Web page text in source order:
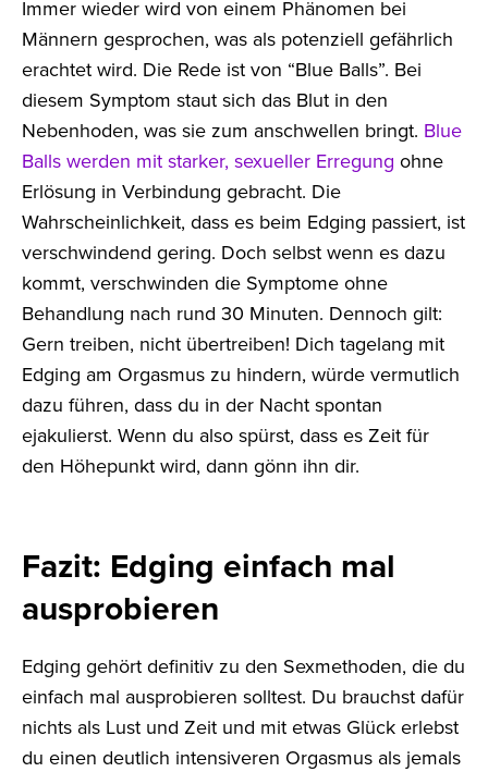
Immer wieder wird von einem Phänomen bei
Männern gesprochen, was als potenziell gefährlich
erachtet wird. Die Rede ist von “Blue Balls”. Bei
diesem Symptom staut sich das Blut in den
Nebenhoden, was sie zum anschwellen bringt. Blue
Balls werden mit starker, sexueller Erregung ohne
Erlösung in Verbindung gebracht. Die
Wahrscheinlichkeit, dass es beim Edging passiert, ist
verschwindend gering. Doch selbst wenn es dazu
kommt, verschwinden die Symptome ohne
Behandlung nach rund 30 Minuten. Dennoch gilt:
Gern treiben, nicht übertreiben! Dich tagelang mit
Edging am Orgasmus zu hindern, würde vermutlich
dazu führen, dass du in der Nacht spontan
ejakulierst. Wenn du also spürst, dass es Zeit für
den Höhepunkt wird, dann gönn ihn dir.
Fazit: Edging einfach mal
ausprobieren
Edging gehört definitiv zu den Sexmethoden, die du
einfach mal ausprobieren solltest. Du brauchst dafür
nichts als Lust und Zeit und mit etwas Glück erlebst
du einen deutlich intensiveren Orgasmus als jemals